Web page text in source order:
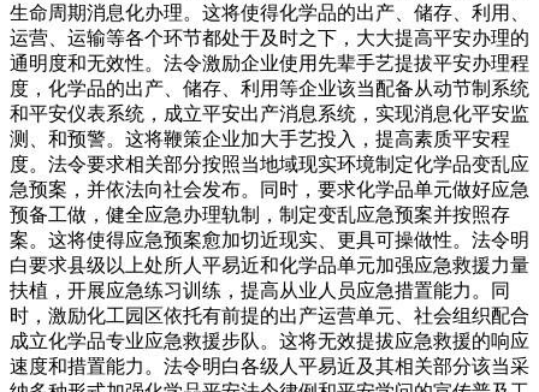
生命周期消息化办理。这将使得化学品的出产、储存、利用、
运营、运输等各个环节都处于及时之下，大大提高平安办理的
通明度和无效性。法令激励企业使用先辈手艺提拔平安办理程
度，化学品的出产、储存、利用等企业该当配备从动节制系统
和平安仪表系统，成立平安出产消息系统，实现消息化平安监
测、和预警。这将鞭策企业加大手艺投入，提高素质平安程
度。法令要求相关部分按照当地域现实环境制定化学品变乱应
急预案，并依法向社会发布。同时，要求化学品单元做好应急
预备工做，健全应急办理轨制，制定变乱应急预案并按照存
案。这将使得应急预案愈加切近现实、更具可操做性。法令明
白要求县级以上处所人平易近和化学品单元加强应急救援力量
扶植，开展应急练习训练，提高从业人员应急措置能力。同
时，激励化工园区依托有前提的出产运营单元、社会组织配合
成立化学品专业应急救援步队。这将无效提拔应急救援的响应
速度和措置能力。法令明白各级人平易近及其相关部分该当采